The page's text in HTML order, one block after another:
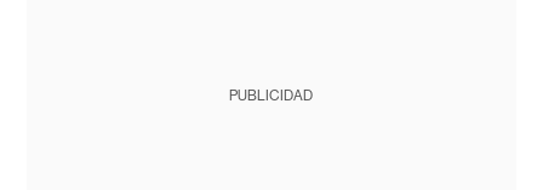
PUBLICIDAD